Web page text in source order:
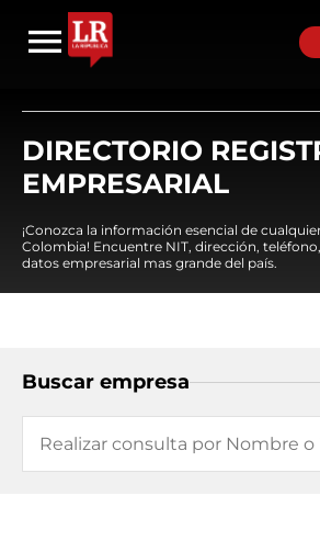
DIRECTORIO
EMPRESARIAL
¡Conozca la información esencial de
Colombia! Encuentre NIT, dirección,
datos empresarial mas grande del país.
Buscar empresa